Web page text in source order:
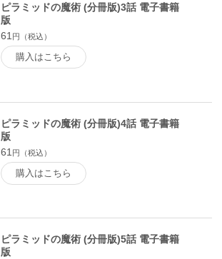
ピラミッドの魔術 (分冊版)3話 電子書籍
版
61 円（税込）
購入はこちら
ピラミッドの魔術 (分冊版)4話 電子書籍
版
61 円（税込）
購入はこちら
ピラミッドの魔術 (分冊版)5話 電子書籍
版